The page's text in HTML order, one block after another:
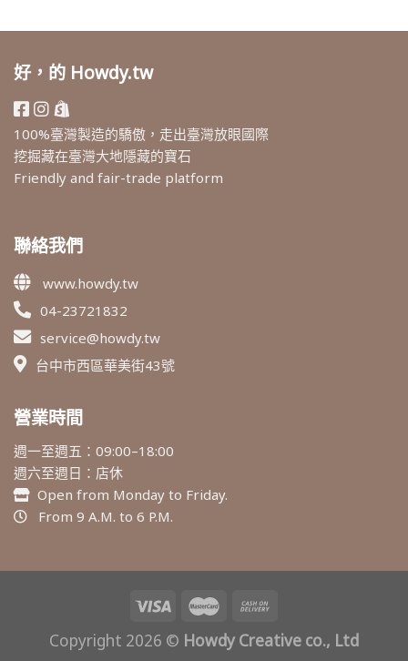
好，的 Howdy.tw
100%臺灣製造的驕傲，走出臺灣放眼國際
挖掘藏在臺灣大地隱藏的寶石
Friendly and fair-trade platform
聯絡我們
www.howdy.tw
04-23721832
service@howdy.tw
台中市西區華美街43號
營業時間
週一至週五：09:00–18:00
週六至週日：店休
Open from Monday to Friday.
From 9 A.M. to 6 P.M.
Copyright 2026 © Howdy Creative co., Ltd